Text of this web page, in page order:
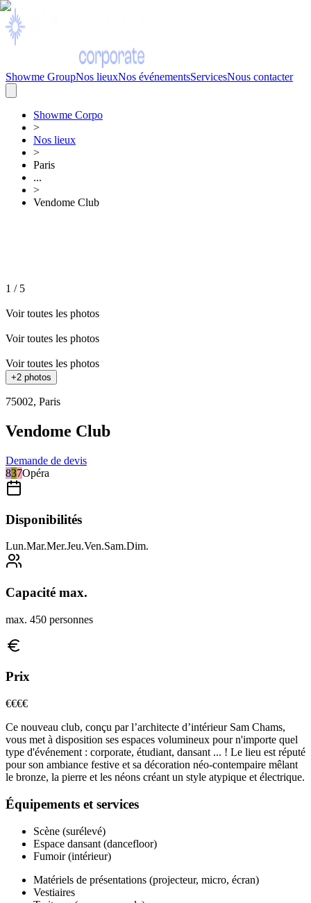
Showme GroupNos lieuxNos événementsServicesNous contacter
Showme Corpo
>
Nos lieux
>
Paris
...
>
Vendome Club
1 / 5
Voir toutes les photos
Voir toutes les photos
Voir toutes les photos
+2 photos
75002, Paris
Vendome Club
Demande de devis
837Opéra
Disponibilités
Lun.Mar.Mer.Jeu.Ven.Sam.Dim.
Capacité max.
max. 450 personnes
Prix
€€€€
Ce nouveau club, conçu par l’architecte d’intérieur Sam Chams,
vous met à disposition ses espaces volumineux pour n'importe quel
type d'événement : corporate, étudiant, dansant ... ! Le lieu est réputé
pour son ambiance festive et sa décoration néo-contempaire mêlant
le bronze, la pierre et les néons créant un style atypique et électrique.
Équipements et services
Scène (surélevé)
Espace dansant (dancefloor)
Fumoir (intérieur)
Matériels de présentations (projecteur, micro, écran)
Vestiaires